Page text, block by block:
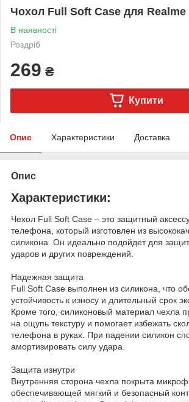
Чохол Full Soft Case для Realme
В наявності
Роздріб
269 ₴
Купити
Опис Характеристики Доставка
Опис
Характеристики:
Чехол Full Soft Case – это защитный
телефона, который изготовлен из
силикона. Он идеально подойдет для
ударов и других повреждений.
Надежная защита
Full Soft Case выполнен из силикона, что
устойчивость к износу и длительный срок
Кроме того, силиконовый материал чехла
на ощупь текстуру и помогает избежать
телефона в руках. При падении силикон
амортизировать силу удара.
Защита изнутри
Внутренняя сторона чехла покрыта
обеспечивающей мягкий и безопасный